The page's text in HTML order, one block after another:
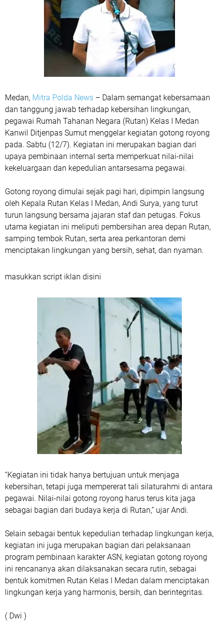
Medan, Mitra Polda News – Dalam semangat kebersamaan
dan tanggung jawab terhadap kebersihan lingkungan,
pegawai Rumah Tahanan Negara (Rutan) Kelas I Medan
Kanwil Ditjenpas Sumut menggelar kegiatan gotong royong
pada. Sabtu (12/7). Kegiatan ini merupakan bagian dari
upaya pembinaan internal serta memperkuat nilai-nilai
kekeluargaan dan kepedulian antarsesama pegawai.
Gotong royong dimulai sejak pagi hari, dipimpin langsung
oleh Kepala Rutan Kelas I Medan, Andi Surya, yang turut
turun langsung bersama jajaran staf dan petugas. Fokus
utama kegiatan ini meliputi pembersihan area depan Rutan,
samping tembok Rutan, serta area perkantoran demi
menciptakan lingkungan yang bersih, sehat, dan nyaman.
masukkan script iklan disini
“Kegiatan ini tidak hanya bertujuan untuk menjaga
kebersihan, tetapi juga mempererat tali silaturahmi di antara
pegawai. Nilai-nilai gotong royong harus terus kita jaga
sebagai bagian dari budaya kerja di Rutan,” ujar Andi.
Selain sebagai bentuk kepedulian terhadap lingkungan kerja,
kegiatan ini juga merupakan bagian dari pelaksanaan
program pembinaan karakter ASN, kegiatan gotong royong
ini rencananya akan dilaksanakan secara rutin, sebagai
bentuk komitmen Rutan Kelas I Medan dalam menciptakan
lingkungan kerja yang harmonis, bersih, dan berintegritas.
( Dwi )